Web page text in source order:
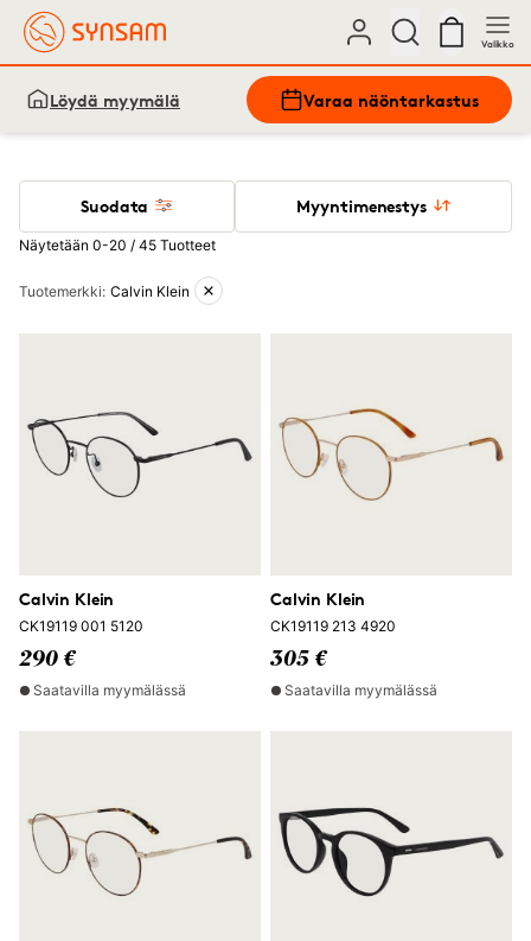
Valikko
Löydä myymälä Varaa näöntarkastus
Suodata Myyntimenestys
Näytetään 0-20 / 45 Tuotteet
Aktiiviset suodattimet
Tuotemerkki: Calvin Klein
Calvin Klein
CK19119 001 5120
290 €
Saatavilla myymälässä
Calvin Klein
CK19119 213 4920
305 €
Saatavilla myymälässä